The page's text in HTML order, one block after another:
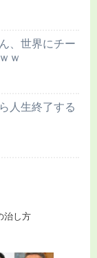
、世界にチー
ｗ
人生終了する
治し方